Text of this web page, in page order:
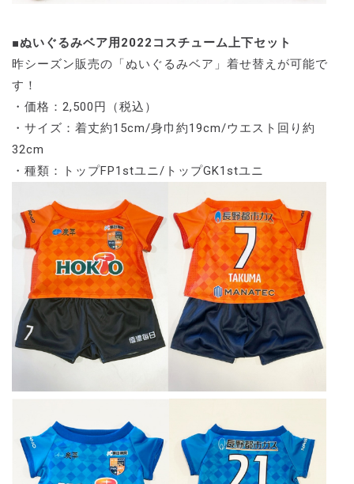
■ぬいぐるみベア用2022コスチューム上下セット
昨シーズン販売の「ぬいぐるみベア」着せ替えが可能で
す！
・価格：2,500円（税込）
・サイズ：着丈約15cm/身巾約19cm/ウエスト回り約
32cm
・種類：トップFP1stユニ/トップGK1stユニ